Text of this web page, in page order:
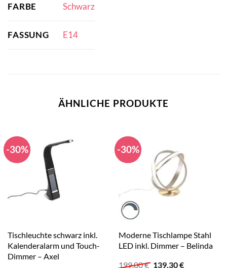
FARBE Schwarz
FASSUNG E14
ÄHNLICHE PRODUKTE
-30%
Tischleuchte schwarz inkl.
Kalenderalarm und Touch-
Dimmer – Axel
-30%
Moderne Tischlampe Stahl
LED inkl. Dimmer – Belinda
199,00€ Ursprünglicher
139,30€Aktueller